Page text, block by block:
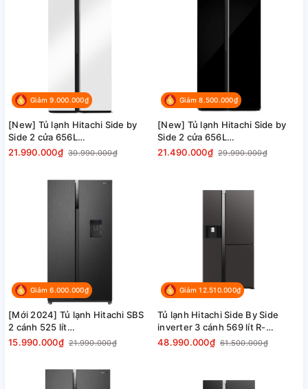
Giảm 9.000.000₫
[New] Tủ lạnh Hitachi Side by
Side 2 cửa 656L
HRSN9713ESMGWVN kính
21.990.000₫ 30.990.000₫
Giảm 8.500.000₫
[New] Tủ lạnh Hitachi Side by
Side 2 cửa 656L
HRSN9713ESGBKVN màu kính
21.490.000₫ 29.990.000₫
Giảm 6.000.000₫
[Mới 2024] Tủ lạnh Hitachi SBS
2 cánh 525 lít
HRSN9552DWDXVN chính hãng
15.990.000₫ 21.990.000₫
Giảm 12.510.000₫
Tủ lạnh Hitachi Side By Side
inverter 3 cánh 569 lít R-
MX800GVGV0 (GMG)
48.990.000₫ 61.500.000₫